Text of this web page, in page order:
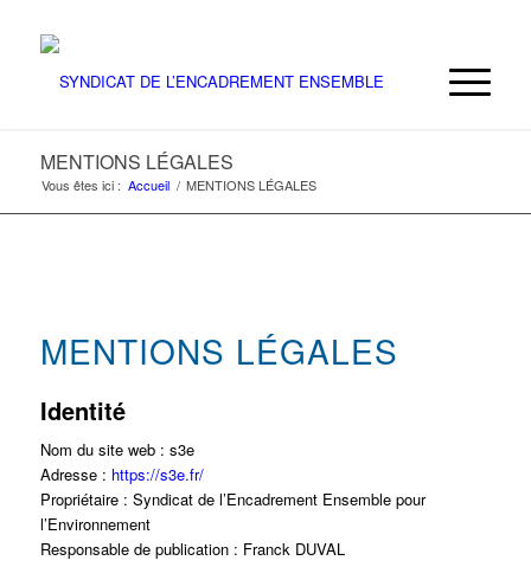
MENTIONS LÉGALES
Vous êtes ici : Accueil / MENTIONS LÉGALES
MENTIONS LÉGALES
Identité
Nom du site web : s3e
Adresse : https://s3e.fr/
Propriétaire : Syndicat de l’Encadrement Ensemble pour
l’Environnement
Responsable de publication : Franck DUVAL